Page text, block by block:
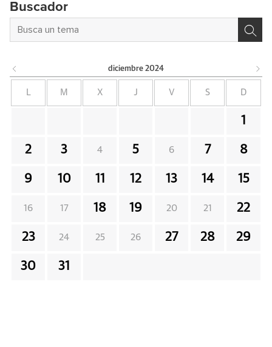
Buscador
diciembre 2024
L M X J V S D
1
2 3 4 5 6 7 8
9 10 11 12 13 14 15
16 17 18 19 20 21 22
23 24 25 26 27 28 29
30 31